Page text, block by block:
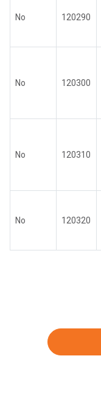
No 120290
No 120300
No 120310
No 120320